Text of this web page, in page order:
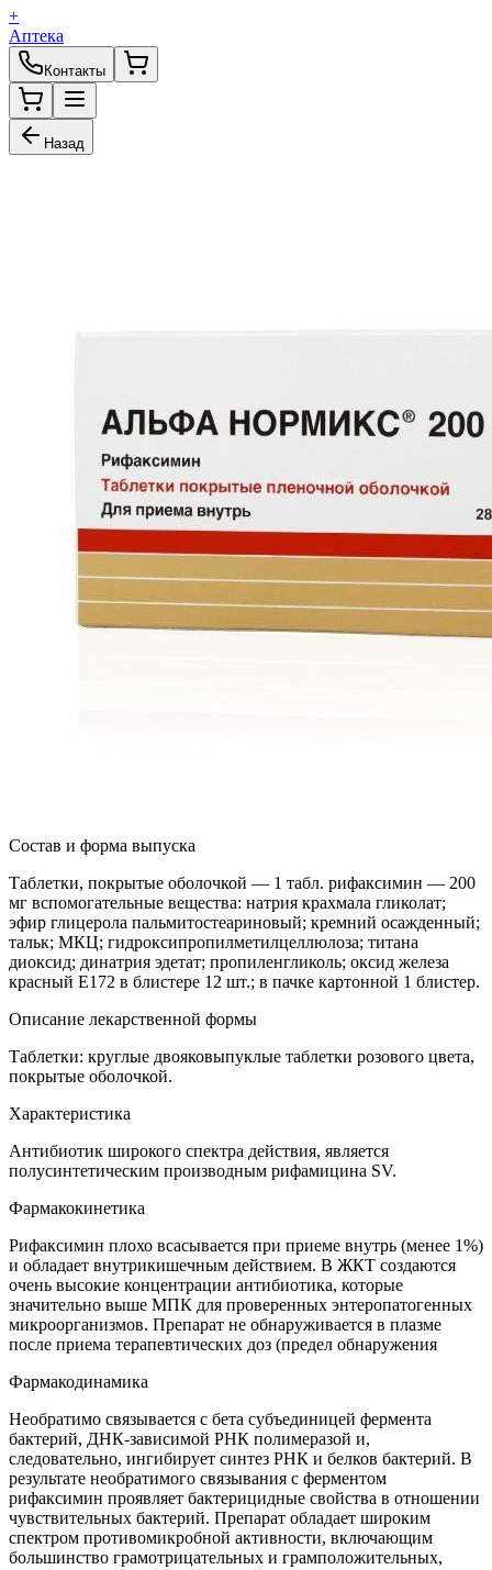
+
Аптека
Контакты
Назад
Состав и форма выпуска
Таблетки, покрытые оболочкой — 1 табл. рифаксимин — 200
мг вспомогательные вещества: натрия крахмала гликолат;
эфир глицерола пальмитостеариновый; кремний осажденный;
тальк; МКЦ; гидроксипропилметилцеллюлоза; титана
диоксид; динатрия эдетат; пропиленгликоль; оксид железа
красный Е172 в блистере 12 шт.; в пачке картонной 1 блистер.
Описание лекарственной формы
Таблетки: круглые двояковыпуклые таблетки розового цвета,
покрытые оболочкой.
Характеристика
Антибиотик широкого спектра действия, является
полусинтетическим производным рифамицина SV.
Фармакокинетика
Рифаксимин плохо всасывается при приеме внутрь (менее 1%)
и обладает внутрикишечным действием. В ЖКТ создаются
очень высокие концентрации антибиотика, которые
значительно выше МПК для проверенных энтеропатогенных
микроорганизмов. Препарат не обнаруживается в плазме
после приема терапевтических доз (предел обнаружения
Фармакодинамика
Необратимо связывается с бета субъединицей фермента
бактерий, ДНК-зависимой РНК полимеразой и,
следовательно, ингибирует синтез РНК и белков бактерий. В
результате необратимого связывания с ферментом
рифаксимин проявляет бактерицидные свойства в отношении
чувствительных бактерий. Препарат обладает широким
спектром противомикробной активности, включающим
большинство грамотрицательных и грамположительных,